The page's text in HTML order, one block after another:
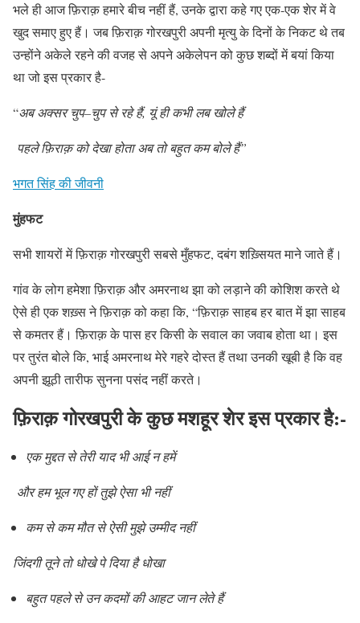
भले ही आज फ़िराक़ हमारे बीच नहीं हैं, उनके द्वारा कहे गए एक-एक शेर में वे
खुद समाए हुए हैं। जब फ़िराक़ गोरखपुरी अपनी मृत्यु के दिनों के निकट थे तब
उन्होंने अकेले रहने की वजह से अपने अकेलेपन को कुछ शब्दों में बयां किया
था जो इस प्रकार है-
“अब अक्सर चुप–चुप से रहे हैं, यूं ही कभी लब खोले हैं
पहले फ़िराक़ को देखा होता अब तो बहुत कम बोले हैं”
भगत सिंह की जीवनी
मुंहफट
सभी शायरों में फ़िराक़ गोरखपुरी सबसे मुँहफट, दबंग शख़्सियत माने जाते हैं।
गांव के लोग हमेशा फ़िराक़ और अमरनाथ झा को लड़ाने की कोशिश करते थे
ऐसे ही एक शख़्स ने फ़िराक़ को कहा कि, “फ़िराक़ साहब हर बात में झा साहब
से कमतर हैं। फ़िराक़ के पास हर किसी के सवाल का जवाब होता था। इस
पर तुरंत बोले कि, भाई अमरनाथ मेरे गहरे दोस्त हैं तथा उनकी खूबी है कि वह
अपनी झूठी तारीफ सुनना पसंद नहीं करते।
फ़िराक़ गोरखपुरी के कुछ मशहूर शेर इस प्रकार है:-
एक मुद्दत से तेरी याद भी आई न हमें
और हम भूल गए हों तुझे ऐसा भी नहीं
कम से कम मौत से ऐसी मुझे उम्मीद नहीं
जिंदगी तूने तो धोखे पे दिया है धोखा
बहुत पहले से उन कदमों की आहट जान लेते हैं